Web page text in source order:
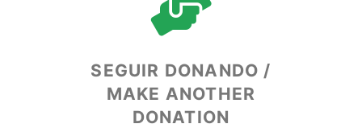
SEGUIR DONANDO /
MAKE ANOTHER
DONATION